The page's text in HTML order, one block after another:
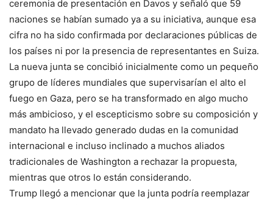
ceremonia de presentación en Davos y señaló que 59
naciones se habían sumado ya a su iniciativa, aunque esa
cifra no ha sido confirmada por declaraciones públicas de
los países ni por la presencia de representantes en Suiza.
La nueva junta se concibió inicialmente como un pequeño
grupo de líderes mundiales que supervisarían el alto el
fuego en Gaza, pero se ha transformado en algo mucho
más ambicioso, y el escepticismo sobre su composición y
mandato ha llevado generado dudas en la comunidad
internacional e incluso inclinado a muchos aliados
tradicionales de Washington a rechazar la propuesta,
mientras que otros lo están considerando.
Trump llegó a mencionar que la junta podría reemplazar